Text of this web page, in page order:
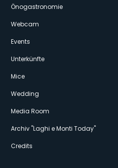
Önogastronomie
Webcam
Events
Unterkünfte
Mice
Wedding
Media Room
Archiv "Laghi e Monti Today"
Credits